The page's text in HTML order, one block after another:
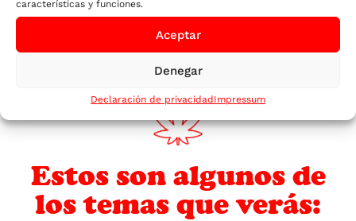
características y funciones.
Aceptar
Denegar
Declaración de privacidadImpressum
Estos son algunos de
los temas que verás: